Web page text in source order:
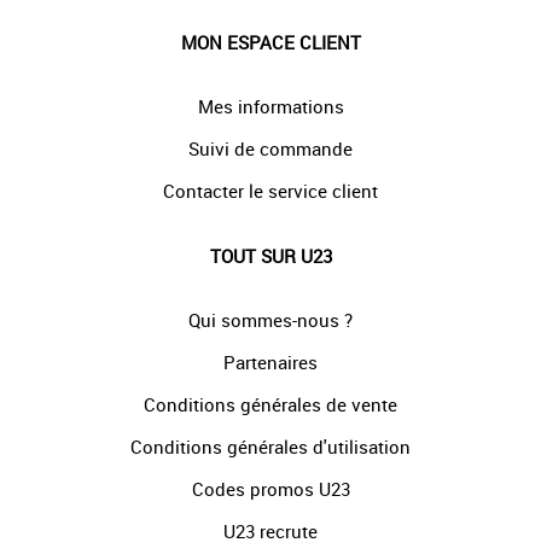
MON ESPACE CLIENT
Mes informations
Suivi de commande
Contacter le service client
TOUT SUR U23
Qui sommes-nous ?
Partenaires
Conditions générales de vente
Conditions générales d'utilisation
Codes promos U23
U23 recrute